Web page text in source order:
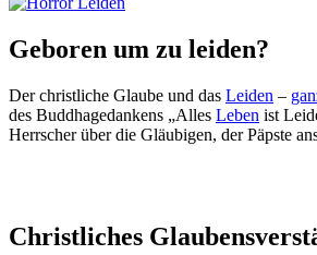
Geboren um zu leiden?
Der christliche Glaube und das Leiden –
des Buddhagedankens „Alles Leben ist
Herrscher über die Gläubigen, der Päpste
Christliches